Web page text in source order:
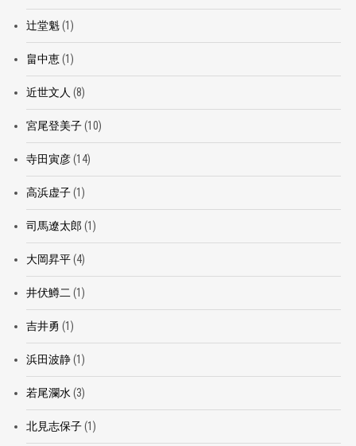
辻堂魁(1)
畠中恵(1)
近世文人 (8)
宮尾登美子(10)
寺田寅彦(14)
高浜虚子(1)
司馬遼太郎 (1)
大岡昇平(4)
井伏鱒二 (1)
吉井勇 (1)
浜田波静(1)
若尾瀾水 (3)
北見志保子(1)